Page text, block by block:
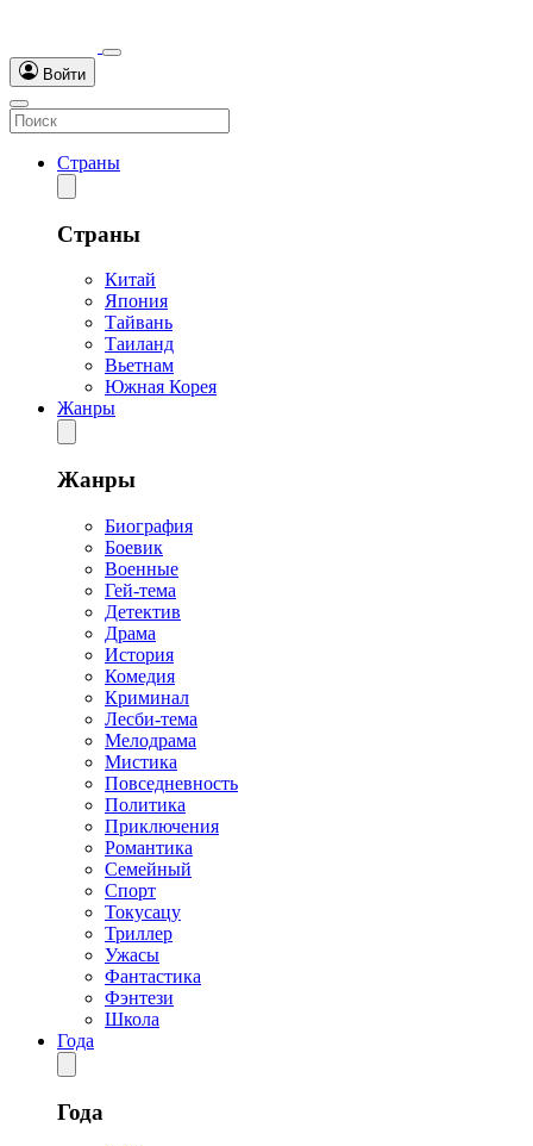
Войти
Страны
Страны
Китай
Япония
Тайвань
Таиланд
Вьетнам
Южная Корея
Жанры
Жанры
Биография
Боевик
Военные
Гей-тема
Детектив
Драма
История
Комедия
Криминал
Лесби-тема
Мелодрама
Мистика
Повседневность
Политика
Приключения
Романтика
Семейный
Спорт
Токусацу
Триллер
Ужасы
Фантастика
Фэнтези
Школа
Года
Года